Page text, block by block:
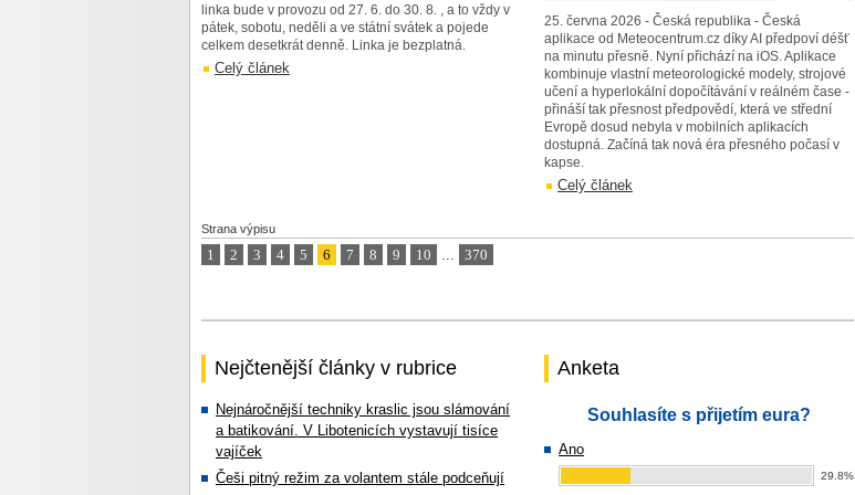
linka bude v provozu od 27. 6. do 30. 8. , a to vždy v
pátek, sobotu, neděli a ve státní svátek a pojede
celkem desetkrát denně. Linka je bezplatná.
Celý článek
25. června 2026 - Česká republika - Česká
aplikace od Meteocentrum.cz díky AI předpoví déšť
na minutu přesně. Nyní přichází na iOS. Aplikace
kombinuje vlastní meteorologické modely, strojové
učení a hyperlokální dopočítávání v reálném čase -
přináší tak přesnost předpovědí, která ve střední
Evropě dosud nebyla v mobilních aplikacích
dostupná. Začíná tak nová éra přesného počasí v
kapse.
Celý článek
Strana výpisu
1 2 3 4 5 6 7 8 9 10 ... 370
Nejčtenější články v rubrice
Nejnáročnější techniky kraslic jsou slámování
a batikování. V Libotenicích vystavují tisíce
vajíček
Češi pitný režim za volantem stále podceňují
Anketa
Souhlasíte s přijetím eura?
Ano
29.8%